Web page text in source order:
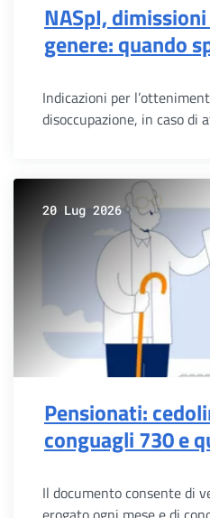
NASpI,
genere: quando
Indicazioni per
disoccupazione, in caso di
20 Lug 2026
Pensionati:
conguagli 730 e
Il documento consente di